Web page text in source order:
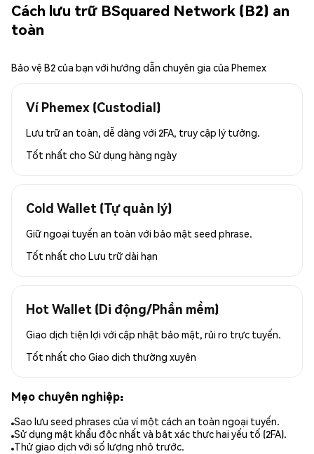
Cách lưu trữ BSquared Network (B2) an
toàn
Bảo vệ B2 của bạn với hướng dẫn chuyên gia của Phemex
Ví Phemex (Custodial)
Lưu trữ an toàn, dễ dàng với 2FA, truy cập lý tưởng.
Tốt nhất cho Sử dụng hàng ngày
Cold Wallet (Tự quản lý)
Giữ ngoại tuyến an toàn với bảo mật seed phrase.
Tốt nhất cho Lưu trữ dài hạn
Hot Wallet (Di động/Phần mềm)
Giao dịch tiện lợi với cập nhật bảo mật, rủi ro trực tuyến.
Tốt nhất cho Giao dịch thường xuyên
Mẹo chuyên nghiệp:
Sao lưu seed phrases của ví một cách an toàn ngoại tuyến.
Sử dụng mật khẩu độc nhất và bật xác thực hai yếu tố (2FA).
Thử giao dịch với số lượng nhỏ trước.